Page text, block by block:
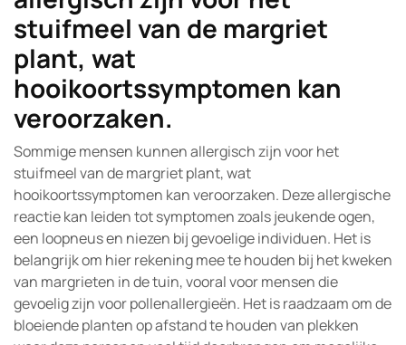
stuifmeel van de margriet
plant, wat
hooikoortssymptomen kan
veroorzaken.
Sommige mensen kunnen allergisch zijn voor het
stuifmeel van de margriet plant, wat
hooikoortssymptomen kan veroorzaken. Deze allergische
reactie kan leiden tot symptomen zoals jeukende ogen,
een loopneus en niezen bij gevoelige individuen. Het is
belangrijk om hier rekening mee te houden bij het kweken
van margrieten in de tuin, vooral voor mensen die
gevoelig zijn voor pollenallergieën. Het is raadzaam om de
bloeiende planten op afstand te houden van plekken